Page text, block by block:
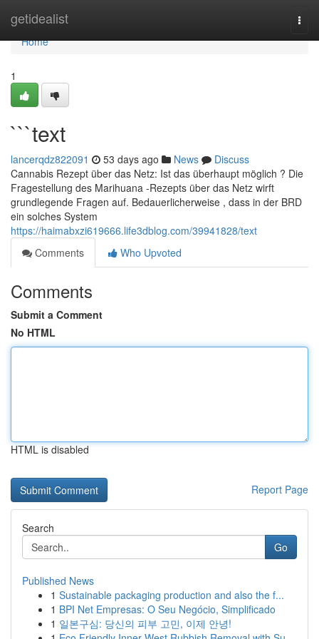
getidealist
Home
Home
1
```text
lancerqdz822091 53 days ago News
Discuss
Cannabis Rezept über das Netz: Ist das überhaupt möglich ? Die
Fragestellung des Marihuana -Rezepts über das Netz wirft
grundlegende Fragen auf. Bedauerlicherweise , dass in der BRD
ein solches System
https://haimabxzi619666.life3dblog.com/39941828/text
Comments
Who Upvoted
Comments
Submit a Comment
No HTML
HTML is disabled
Report Page
Search
Go
Published News
1 Sustainable packaging production and also the f...
1 BPI Net Empresas: O Seu Negócio, Simplificado
1 일본구심: 당신의 피부 고민, 이제 안녕!